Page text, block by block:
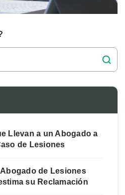
Llevan a un Abogado a
de Lesiones
de Lesiones
su Reclamación